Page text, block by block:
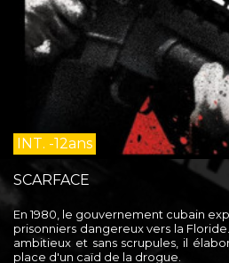
INT. -12ans
SCARFACE
En 1980, le gouvernement cubain
prisonniers dangereux vers la
ambitieux et sans scrupules, il
place d'un caïd de la drogue.